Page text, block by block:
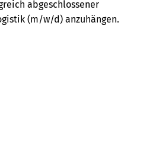
abgeschlossener
(m/w/d) anzuhängen.